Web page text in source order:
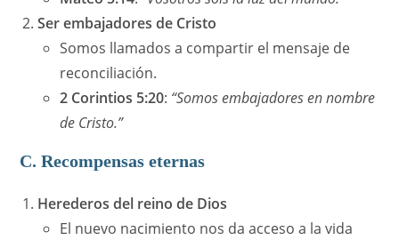
Ser embajadores de Cristo
Somos llamados a compartir el mensaje de
reconciliación.
2 Corintios 5:20: “Somos embajadores en nombre
de Cristo.”
C. Recompensas eternas
Herederos del reino de Dios
El nuevo nacimiento nos da acceso a la vida